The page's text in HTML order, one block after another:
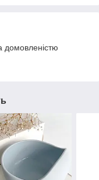
домовленістю